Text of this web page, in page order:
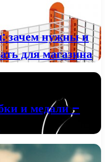
зачем нужны и
для магазина
и медали –